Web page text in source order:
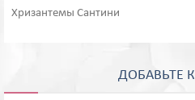
Хризантемы Сантини
ДОБАВЬТЕ